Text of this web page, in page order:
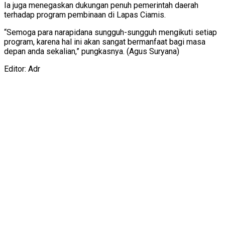
Ia juga menegaskan dukungan penuh pemerintah daerah
terhadap program pembinaan di Lapas Ciamis.
“Semoga para narapidana sungguh-sungguh mengikuti setiap
program, karena hal ini akan sangat bermanfaat bagi masa
depan anda sekalian,” pungkasnya. (Agus Suryana)
Editor: Adr